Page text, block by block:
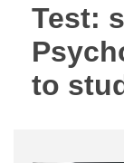
Test:
to